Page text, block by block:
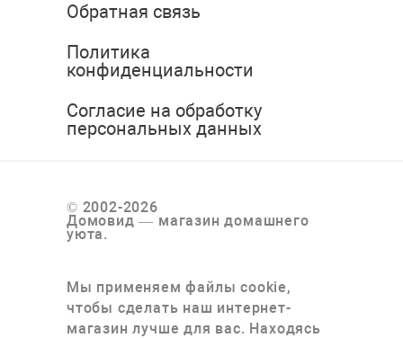
Обратная связь
Политика
конфиденциальности
Согласие на обработку
персональных данных
© 2002-2026
Домовид — магазин домашнего
уюта.
Мы применяем файлы cookie,
чтобы сделать наш интернет-
магазин лучше для вас. Находясь